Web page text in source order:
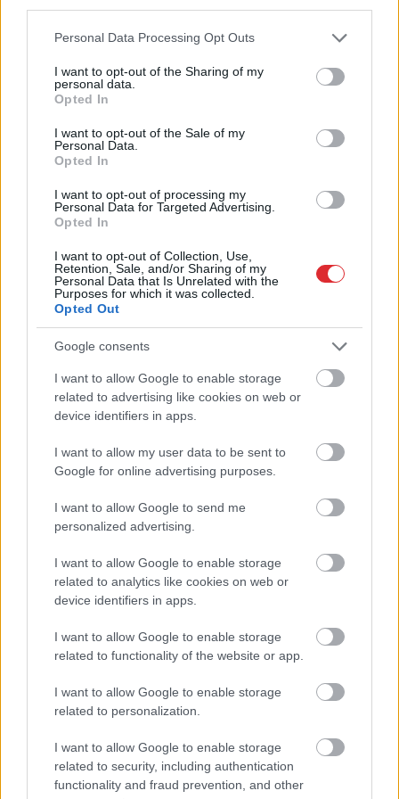
Please note that this website/app uses one or more Google
not limited to your visit or usage behaviour. You may click to
grant or deny consent to Google and its third-party tags to
use your data for below specified purposes in below Google
consent section.
Personal Data Processing Opt Outs
I want to opt-out of the Sharing of my
personal data.
Opted In
I want to opt-out of the Sale of my
Personal Data.
Opted In
I want to opt-out of processing my
Personal Data for Targeted Advertising.
Opted In
I want to opt-out of Collection, Use,
Retention, Sale, and/or Sharing of my
Personal Data that Is Unrelated with the
Purposes for which it was collected.
Opted Out
Google consents
I want to allow Google to enable storage
related to advertising like cookies on web or
device identifiers in apps.
I want to allow my user data to be sent to
Google for online advertising purposes.
I want to allow Google to send me
personalized advertising.
I want to allow Google to enable storage
related to analytics like cookies on web or
device identifiers in apps.
I want to allow Google to enable storage
related to functionality of the website or app.
I want to allow Google to enable storage
related to personalization.
I want to allow Google to enable storage
related to security, including authentication
functionality and fraud prevention, and other
TESTS.Vai tu esi gudrāks
par ChatGPT? 99% cilvēku
“iesprūst” 5. jautājumā
viena miljarda
“airBaltic” ir bankrots” –
aviokompānijas
izredzes
Kārlis Streips: “Tas
kandidēt nedrīkstētu”
Par sirds un asinsvadu
veselību var rūpēties arī ar
Atcelt Ziņot